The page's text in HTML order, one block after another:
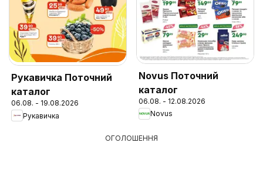
Рукавичка Поточний
каталог
06.08. - 19.08.2026
Рукавичка
Novus Поточний
каталог
06.08. - 12.08.2026
Novus
ОГОЛОШЕННЯ